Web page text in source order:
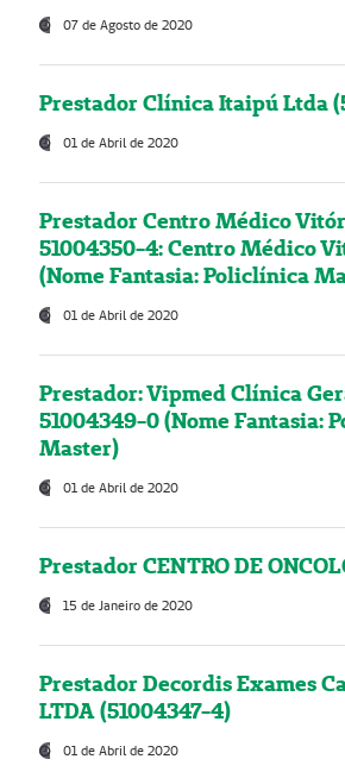
07 de Agosto de 2020
Prestador Clínica Itaipú Ltda
01 de Abril de 2020
Prestador Centro Médico
51004350-4: Centro Médico
(Nome Fantasia: Policlínica
01 de Abril de 2020
Prestador: Vipmed Clínica
51004349-0 (Nome Fantasia:
Master)
01 de Abril de 2020
Prestador CENTRO DE
15 de Janeiro de 2020
Prestador Decordis Exames
LTDA (51004347-4)
01 de Abril de 2020